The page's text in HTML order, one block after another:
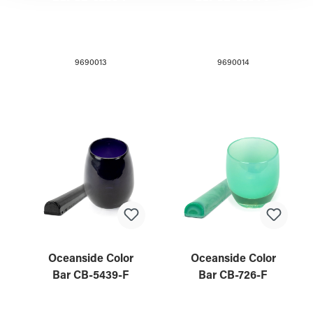
9690013 9690014
Oceanside Color
Bar CB-5439-F
Oceanside Color
Bar CB-726-F